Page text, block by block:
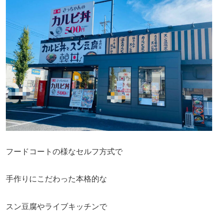
フードコートの様なセルフ方式で
手作りにこだわった本格的な
スン豆腐やライブキッチンで